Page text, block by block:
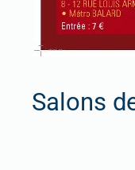
Salons